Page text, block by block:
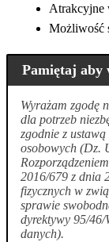
Atrakcyjne
Możliwość
Pamiętaj aby
Wyrażam zgodę
dla potrzeb
zgodnie z
osobowych (Dz.
2016/679 z dnia
fizycznych w
sprawie
dyrektywy 95/46/
danych).